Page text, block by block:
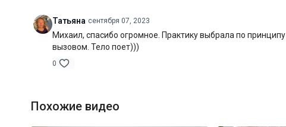
Татьяна сентября 07, 2023
Михаил, спасибо огромное. Практику выбрала по
вызовом. Тело поет)))
0
Похожие видео